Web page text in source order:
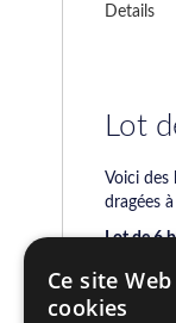
Details
Lot
Voici
dragées
Lot de 6
Conseil
Ce site
cookies